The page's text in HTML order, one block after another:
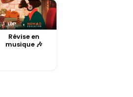
Révise en
musique 🎶